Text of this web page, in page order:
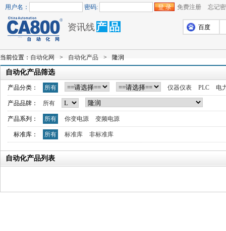
用户名： 密码: 免费注册 忘记
资讯线 产 品 百度
当前位置： 自动化网 > 自动化产品 > 隆润
自动化产品筛选
产品分类： 所有 仪器仪表 PLC 电
产品品牌： 所有
产品系列： 所有 你变电源 变频电源
标准库： 所有 标准库 非标准库
自动化产品列表